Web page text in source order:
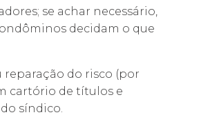
se achar necessário,
decidam o que
reparação do risco (por
cartório de títulos e
síndico.